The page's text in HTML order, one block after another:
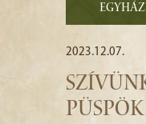
2023.12.07.
PÜSPÖK